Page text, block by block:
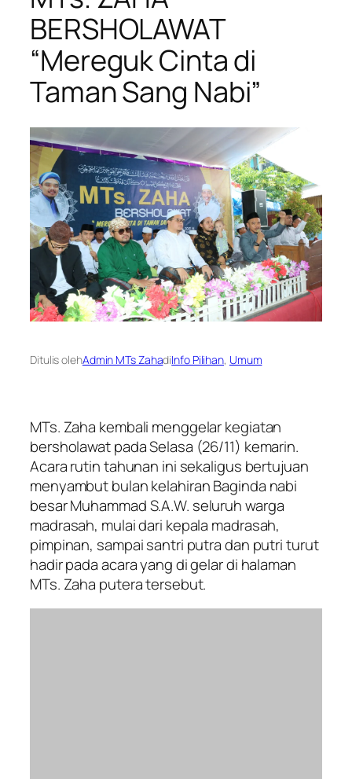
BERSHOLAWAT
“Mereguk Cinta di
Taman Sang Nabi”
Ditulis olehAdmin MTs ZahadiInfo Pilihan, Umum
MTs. Zaha kembali menggelar kegiatan
bersholawat pada Selasa (26/11) kemarin.
Acara rutin tahunan ini sekaligus bertujuan
menyambut bulan kelahiran Baginda nabi
besar Muhammad S.A.W. seluruh warga
madrasah, mulai dari kepala madrasah,
pimpinan, sampai santri putra dan putri turut
hadir pada acara yang di gelar di halaman
MTs. Zaha putera tersebut.